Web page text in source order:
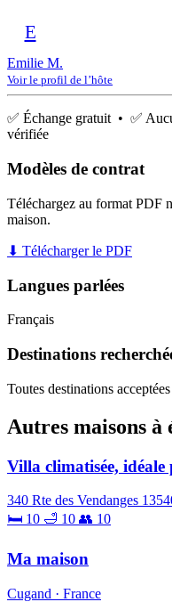
E
Emilie M.
Voir le profil de l’hôte
✅ Échange gratuit • ✅
vérifiée
Modèles de contrat
Téléchargez au format PDF
maison.
⬇ Télécharger le PDF
Langues parlées
Français
Destinations
Toutes destinations acceptées
Autres maisons à
Villa climatisée,
340 Rte des Vendanges
🛏 10 🛁 10 👥 10
Ma maison
Cugand · France